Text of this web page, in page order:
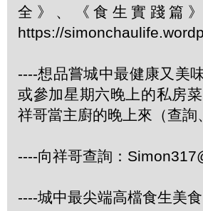
全》、《食生實踐篇》
https://
----想品嘗城中最健康又美
或參加星期六晚上的私房
祥哥當主廚的晚上來（查
----向祥哥查詢：
----城中最尖端高檔食生美食